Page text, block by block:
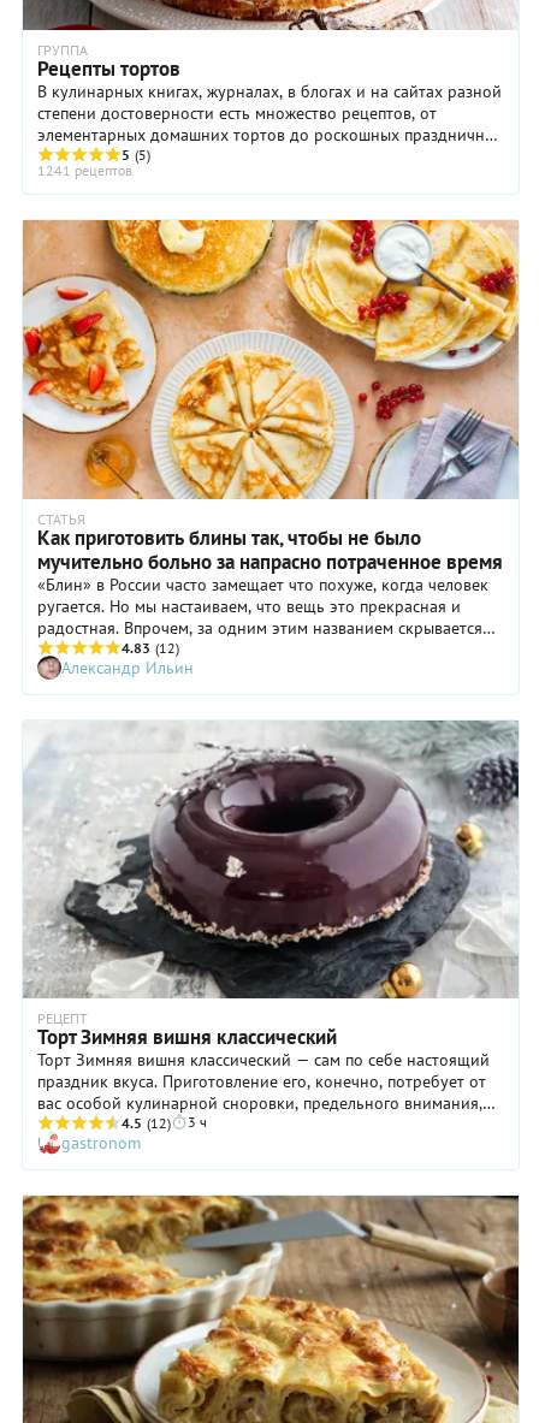
ГРУППА
Рецепты тортов
В кулинарных книгах, журналах, в блогах и на сайтах разной
степени достоверности есть множество рецептов, от
элементарных домашних тортов до роскошных праздничных
тортов, выполненных мастерами ...
5 (5)
1241 рецептов
СТАТЬЯ
Как приготовить блины так, чтобы не было
мучительно больно за напрасно потраченное время
«Блин» в России часто замещает что похуже, когда человек
ругается. Но мы настаиваем, что вещь это прекрасная и
радостная. Впрочем, за одним этим названием скрывается
как минимум 3 совершенно разных рецепта, которые вы
можете проверить на практике.
4.83 (12)
Александр Ильин
РЕЦЕПТ
Торт Зимняя вишня классический
Торт Зимняя вишня классический — сам по себе настоящий
праздник вкуса. Приготовление его, конечно, потребует от
вас особой кулинарной сноровки, предельного внимания,
но результат точно стоит того. Изумительное сочетание
воздушного бисквита с кислым вишневым кули, шоколадным
сабле, хрустящим пралине и шоколадным муссом достойно
прямо таки королевского стола! Однако если вы решите
приготовить этот десерт к определенному событию,
потренируйтесь заранее. Во второй раз вы точно учтете все
тонкости, и ваш классический торт Зимняя вишня
произведет неизгладимое впечатление на близких и гостей
дома!
4.5 (12) 3 ч
gastronom